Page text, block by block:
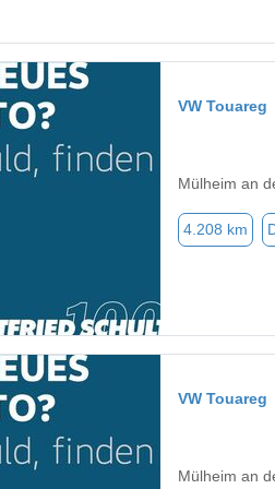
VW Touareg
Mülheim an
4.208 km
VW Touareg
Mülheim an